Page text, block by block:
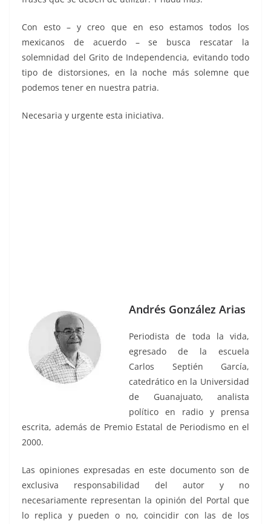
Con esto – y creo que en eso estamos todos los
mexicanos de acuerdo – se busca rescatar la
solemnidad del Grito de Independencia, evitando todo
tipo de distorsiones, en la noche más solemne que
podemos tener en nuestra patria.
Necesaria y urgente esta iniciativa.
Andrés González Arias
Periodista de toda la vida,
egresado de la escuela
Carlos Septién García,
catedrático en la Universidad
de Guanajuato, analista
político en radio y prensa
escrita, además de Premio Estatal de Periodismo en el
2000.
Las opiniones expresadas en este documento son de
exclusiva responsabilidad del autor y no
necesariamente representan la opinión del Portal que
lo replica y pueden o no, coincidir con las de los